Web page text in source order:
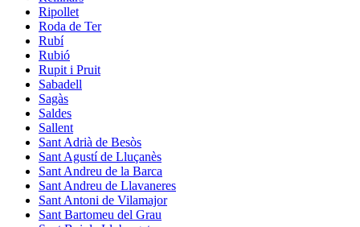
Ripollet
Roda de Ter
Rubí
Rubió
Rupit i Pruit
Sabadell
Sagàs
Saldes
Sallent
Sant Adrià de Besòs
Sant Agustí de Lluçanès
Sant Andreu de la Barca
Sant Andreu de Llavaneres
Sant Antoni de Vilamajor
Sant Bartomeu del Grau